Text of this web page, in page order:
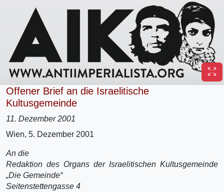
Offener Brief an die Israelitische
Kultusgemeinde
11. Dezember 2001
Wien, 5. Dezember 2001
An die
Redaktion des Organs der Israelitischen Kultusgemeinde
„Die Gemeinde“
Seitenstettengasse 4